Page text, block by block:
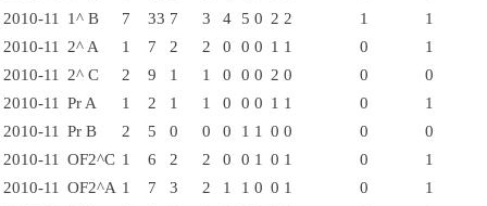
2010-11
1^ B 7 33 7 3 4 5 0 2 2 1
1
2010-11
2^ A 1 7 2 2 0 0 0 1 1 0
1
2010-11
2^ C 2 9 1 1 0 0 0 2 0 0
0
2010-11
Pr A 1 2 1 1 0 0 0 1 1 0
1
2010-11
Pr B 2 5 0 0 0 1 1 0 0 0
0
2010-11
OF2^C 1 6 2 2 0 0 1 0 1 0
1
2010-11
OF2^A 1 7 3 2 1 1 0 0 1 0
1